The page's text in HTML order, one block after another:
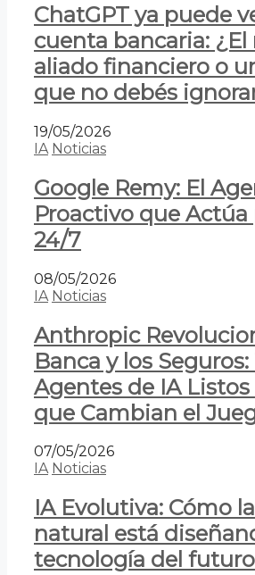
ChatGPT ya puede
cuenta bancaria:
aliado financiero o
que no debés
19/05/2026
IA Noticias
Google Remy: El
Proactivo que Actúa
24/7
08/05/2026
IA Noticias
Anthropic
Banca y los Seguros:
Agentes de IA Listos
que Cambian el
07/05/2026
IA Noticias
IA Evolutiva: Cómo
natural está
tecnología del futuro